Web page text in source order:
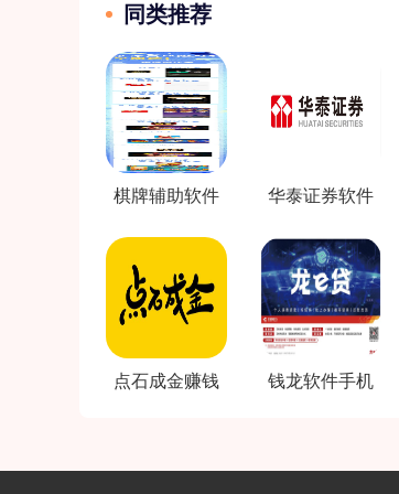
同类推荐
棋牌辅助软件
免费下载
华泰证券软件
电脑版
点石成金赚钱 钱龙软件手机